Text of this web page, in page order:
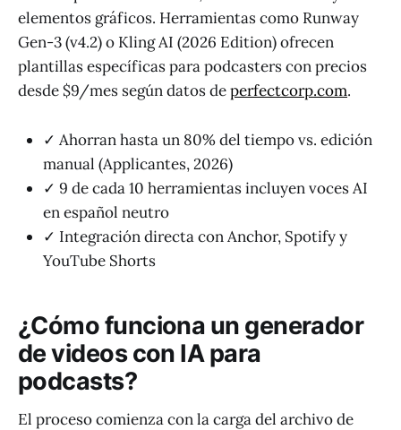
elementos gráficos. Herramientas como Runway
Gen-3 (v4.2) o Kling AI (2026 Edition) ofrecen
plantillas específicas para podcasters con precios
desde $9/mes según datos deperfectcorp.com.
✓ Ahorran hasta un 80% del tiempo vs. edición
manual (Applicantes, 2026)
✓ 9 de cada 10 herramientas incluyen voces AI
en español neutro
✓ Integración directa con Anchor, Spotify y
YouTube Shorts
¿Cómo funciona un generador
de videos con IA para
podcasts?
El proceso comienza con la carga del archivo de